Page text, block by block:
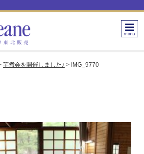
芋煮会を開催しました♪ > IMG_9770